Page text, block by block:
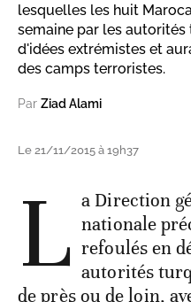
lesquelles les huit
semaine par les
d'idées extrémistes et
des camps terroristes.
Par Ziad Alami
Le 21/11/2015 à 19h37
L a Direction
nationale
refoulés en
autorités
de près ou de loin,